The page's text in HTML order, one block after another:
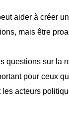
aider à créer
mais être
sur
pour ceux
acteurs